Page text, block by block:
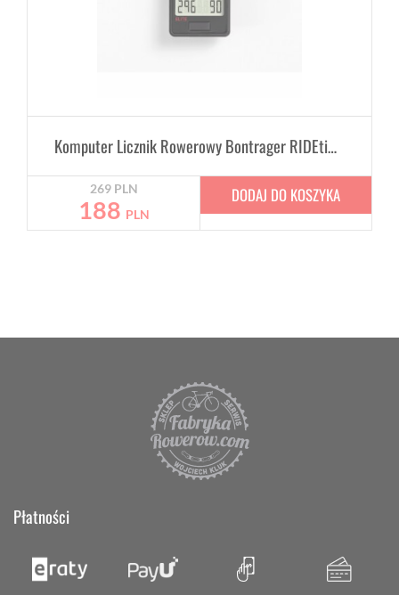
Komputer Licznik Rowerowy Bontrager RIDEtime Elite
269 PLN
188 PLN
DODAJ DO KOSZYKA
Płatności